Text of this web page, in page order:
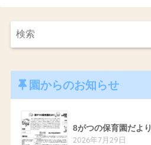
園からのお知らせ
8がつの保育園だより
2026年7月29日